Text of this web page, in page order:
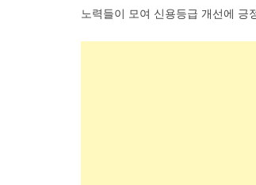
노력들이 모여 신용등급 개선에 긍